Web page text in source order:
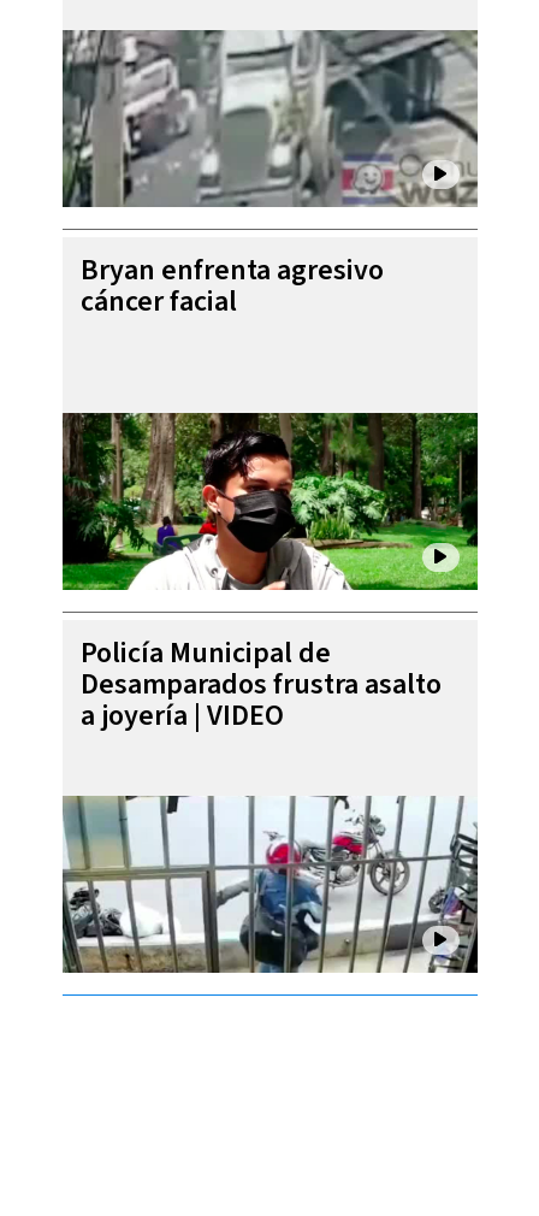
Bryan enfrenta agresivo
cáncer facial
Policía Municipal de
Desamparados frustra asalto
a joyería | VIDEO